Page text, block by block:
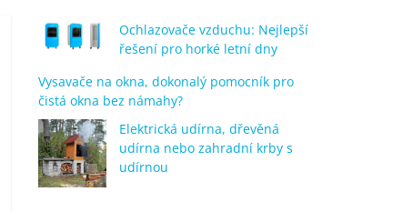
Ochlazovače vzduchu: Nejlepší
řešení pro horké letní dny
Vysavače na okna, dokonalý pomocník pro
čistá okna bez námahy?
Elektrická udírna, dřevěná
udírna nebo zahradní krby s
udírnou